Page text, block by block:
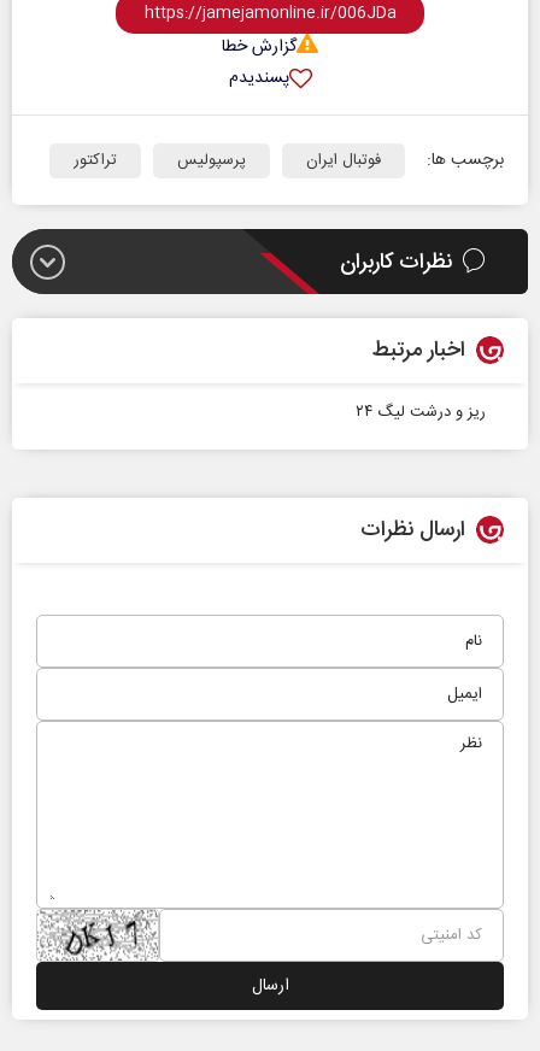
گزارش خطا
پسندیدم
برچسب ها: فوتبال ایران پرسپولیس تراکتور
نظرات کاربران
اخبار مرتبط
ریز و درشت لیگ ۲۴
ارسال نظرات